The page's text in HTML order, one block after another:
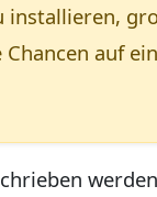
installieren,
auf